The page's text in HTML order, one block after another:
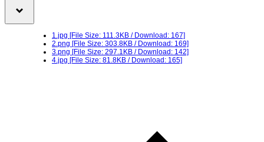
1.jpg [File Size: 111.3KB / Download: 167]
2.png [File Size: 303.8KB / Download: 169]
3.png [File Size: 297.1KB / Download: 142]
4.jpg [File Size: 81.8KB / Download: 165]